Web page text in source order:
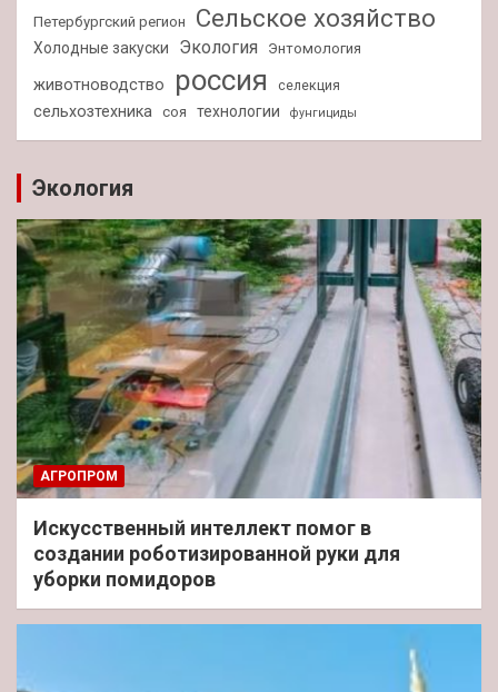
Петербургский регион
Сельское хозяйство
Холодные закуски Экология Энтомология
животноводство россия селекция
сельхозтехника соя технологии фунгициды
Экология
АГРОПРОМ
Искусственный интеллект помог в
создании роботизированной руки для
уборки помидоров